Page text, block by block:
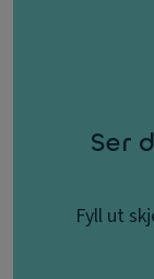
Ser
Fyll ut